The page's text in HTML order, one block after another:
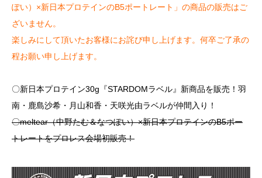
ぽい）×新日本プロテインのB5ポートレート」の商品の販売はご
ざいません。
楽しみにして頂いたお客様にお詫び申し上げます。何卒ご了承の
程お願い申し上げます。
〇新日本プロテイン30g『STARDOMラベル』新商品を販売！羽
南・鹿島沙希・月山和香・天咲光由ラベルが仲間入り！
〇meltear（中野たむ＆なつぽい）×新日本プロテインのB5ポー
トレートをプロレス会場初販売！